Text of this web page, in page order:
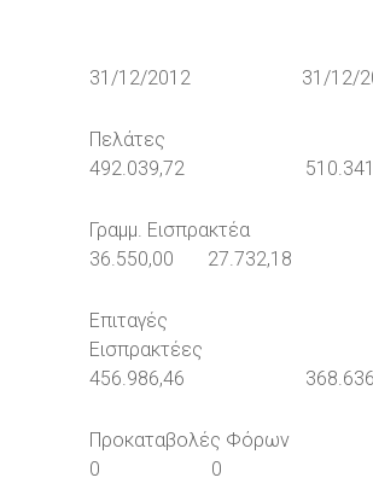
31/12/2012 31/12/
Πελάτες
492.039,72
Γραμμ.
36.550,00 27.732,18
Επιταγές
456.986,46
Προκαταβολές
0 0